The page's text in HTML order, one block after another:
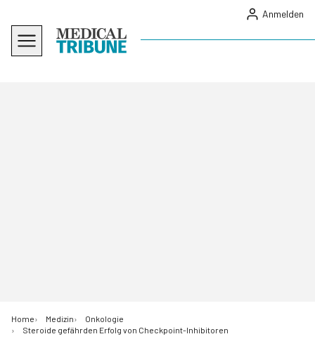
Anmelden
Home Medizin
Onkologie
Steroide gefährden Erfolg von Checkpoint-Inhibitoren